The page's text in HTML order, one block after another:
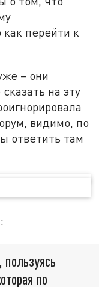
перейти к
– они
на эту
видимо, по
ответить там
по